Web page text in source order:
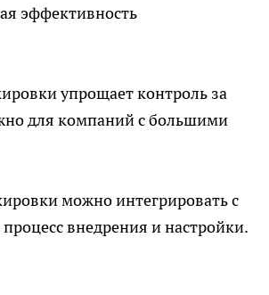
эффективность
упрощает контроль за
для компаний с большими
можно интегрировать с
внедрения и настройки.